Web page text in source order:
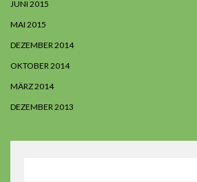
JUNI 2015
MAI 2015
DEZEMBER 2014
OKTOBER 2014
MÄRZ 2014
DEZEMBER 2013